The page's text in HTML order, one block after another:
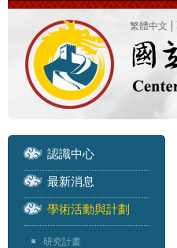
繁體中文
認識中心
最新消息
學術活動與計劃
研究計畫